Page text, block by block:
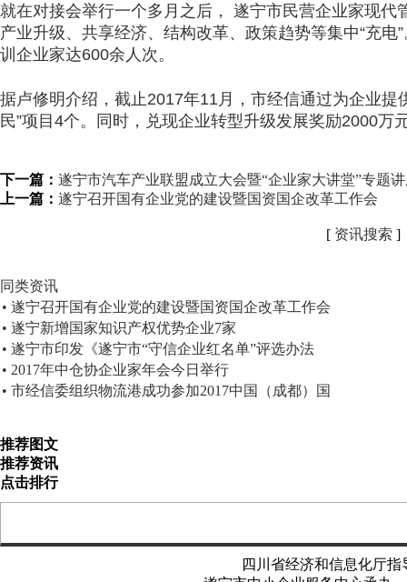
就在对接会举行一个多月之后， 遂宁市民营企业家现
产业升级、共享经济、结构改革、政策趋势等集中“充
训企业家达600余人次。
据卢修明介绍，截止2017年11月，市经信通过为企业
民”项目4个。同时，兑现企业转型升级发展奖励2000
下一篇： 遂宁市汽车产业联盟成立大会暨“企业家大讲堂”专题
上一篇： 遂宁召开国有企业党的建设暨国资国企改革工作会
[ 资讯搜索 ]
同类资讯
• 遂宁召开国有企业党的建设暨国资国企改革工作会
• 遂宁新增国家知识产权优势企业7家
• 遂宁市印发《遂宁市“守信企业红名单”评选办法
• 2017年中仓协企业家年会今日举行
• 市经信委组织物流港成功参加2017中国（成都）国
推荐图文
推荐资讯
点击排行
四川省经济和信息化厅